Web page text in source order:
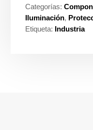
Categorías:
Iluminación,
Etiqueta: Industria